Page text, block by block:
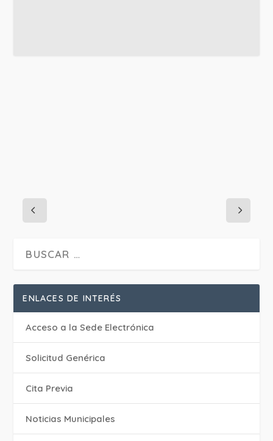
ENLACES DE INTERÉS
Acceso a la Sede Electrónica
Solicitud Genérica
Cita Previa
‎Noticias Municipales